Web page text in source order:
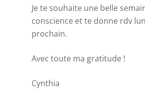
Je te souhaite une belle
conscience et te donne rdv
prochain.
Avec toute ma gratitude !
Cynthia